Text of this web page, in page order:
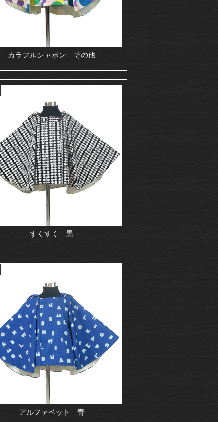
カラフルシャボン その他
すくすく 黒
アルファベット 青